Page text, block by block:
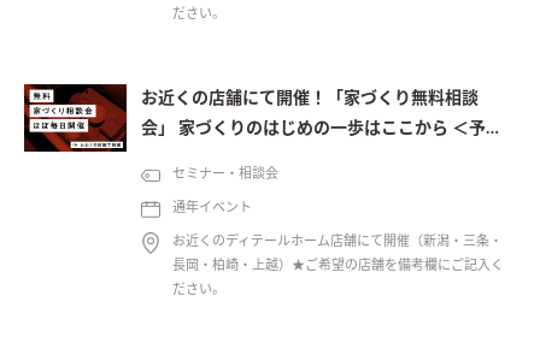
ださい。
お近くの店舗にて開催！「家づくり無料相談
会」 家づくりのはじめの一歩はここから ＜予約
セミナー・相談会
通年イベント
お近くのディテールホーム店舗にて開催（新潟・三条・
長岡・柏崎・上越）★ご希望の店舗を備考欄にご記入く
ださい。